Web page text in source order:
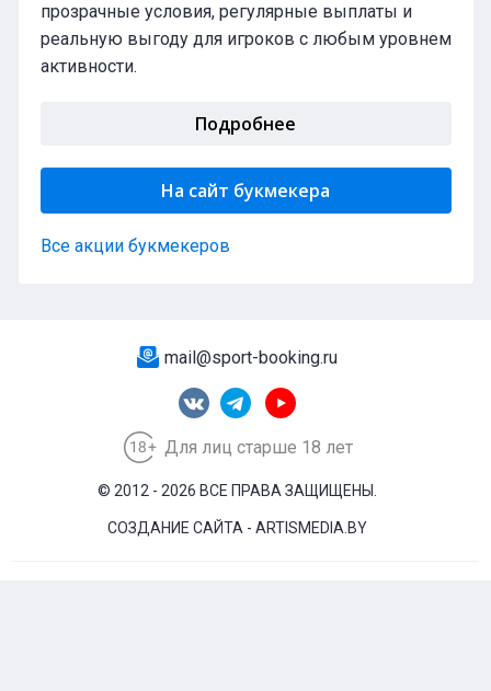
прозрачные условия, регулярные выплаты и
реальную выгоду для игроков с любым уровнем
активности.
Подробнее
На сайт букмекера
Все акции букмекеров
mail@sport-booking.ru
Для лиц старше 18 лет
© 2012 - 2026 ВСЕ ПРАВА ЗАЩИЩЕНЫ.
СОЗДАНИЕ САЙТА - ARTISMEDIA.BY